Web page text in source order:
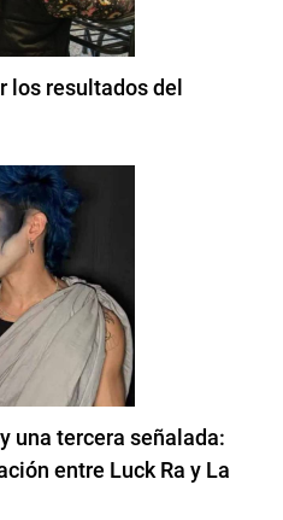
los resultados del
una tercera señalada:
entre Luck Ra y La